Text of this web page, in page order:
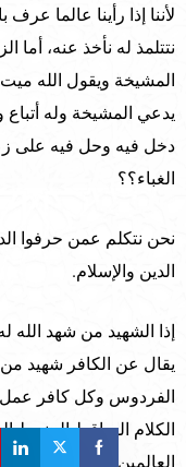
لأننا إذا رأينا عالما
نتتلمذ له نأخذ عنه، أما
المشيخة ويقول الله
يدعي المشيخة وله أتباع
دخل فيه وحل فيه على
الغباء؟؟
نحن نتكلم عمن حرفوا
الدين والإسلام.
إذا الشهيد من شهد الله
يقال عن الكافر شهيد
الفردوس وكل كافر عمل
الكلام الساقط المنحط
العالمين ولدعوة النبيين